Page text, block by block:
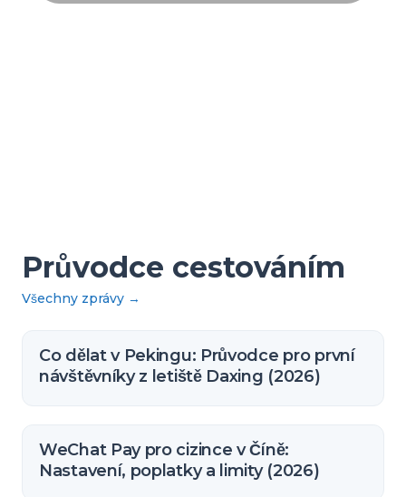
Průvodce cestováním
Všechny zprávy →
Co dělat v Pekingu: Průvodce pro první
návštěvníky z letiště Daxing (2026)
WeChat Pay pro cizince v Číně:
Nastavení, poplatky a limity (2026)